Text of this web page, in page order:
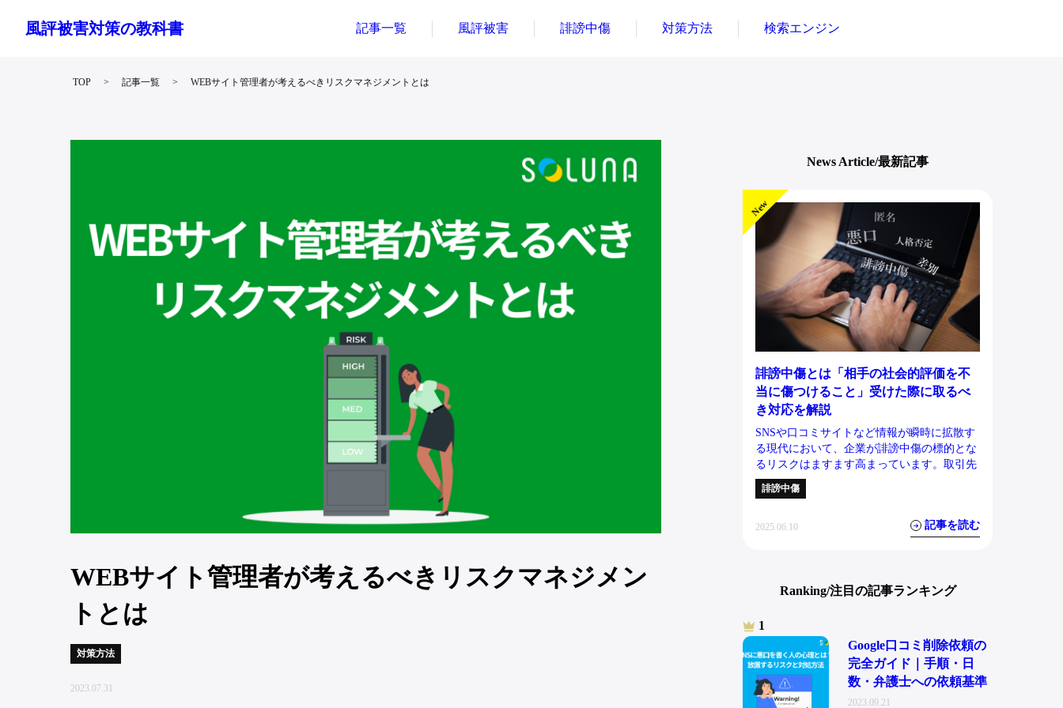
風評被害対策の教科書 記事一覧 風評被害 誹謗中傷 対策方法 検索エンジン
TOP 記事一覧 WEBサイト管理者が考えるべきリスクマネジメントとは
WEBサイト管理者が考えるべきリスクマネジメン
トとは
対策方法
2023.07.31
News Article/最新記事
誹謗中傷とは「相手の社会的評価を不
当に傷つけること」受けた際に取るべ
き対応を解説
SNSや口コミサイトなど情報が瞬時に拡散す
る現代において、企業が誹謗中傷の標的とな
るリスクはますます高まっています。取引先
誹謗中傷
2025.06.10 記事を読む
Ranking/注目の記事ランキング
Google口コミ削除依頼の
完全ガイド｜手順・日
数・弁護士への依頼基準
2023.09.21